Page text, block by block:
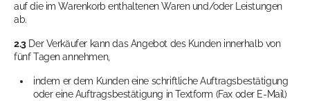
auf die im Warenkorb enthaltenen Waren und/oder Leistungen
ab.
2.3Der Verkäufer kann das Angebot des Kunden innerhalb von
fünf Tagen annehmen,
indem er dem Kunden eine schriftliche Auftragsbestätigung
oder eine Auftragsbestätigung in Textform (Fax oder E-Mail)